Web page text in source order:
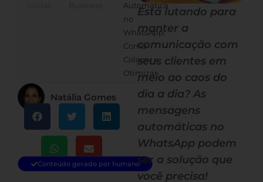
Automática
no
WhatsApp:
Como
Colocar e
Otimizar
Natália Gomes
Conteúdo gerado por humano
Está lutando para
manter a
comunicação com
seus clientes em
meio ao caos do
dia a dia? As
mensagens
automáticas no
WhatsApp podem
ser a solução que
você precisa!